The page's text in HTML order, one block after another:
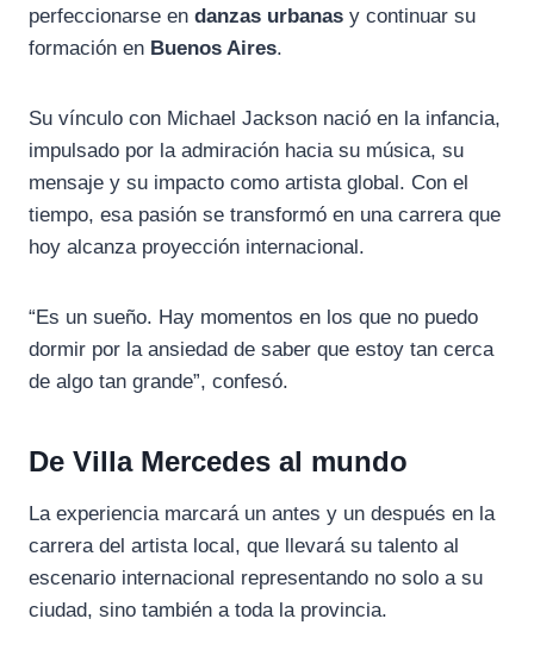
perfeccionarse en danzas urbanas y continuar su
formación en Buenos Aires.
Su vínculo con Michael Jackson nació en la infancia,
impulsado por la admiración hacia su música, su
mensaje y su impacto como artista global. Con el
tiempo, esa pasión se transformó en una carrera que
hoy alcanza proyección internacional.
“Es un sueño. Hay momentos en los que no puedo
dormir por la ansiedad de saber que estoy tan cerca
de algo tan grande”, confesó.
De Villa Mercedes al mundo
La experiencia marcará un antes y un después en la
carrera del artista local, que llevará su talento al
escenario internacional representando no solo a su
ciudad, sino también a toda la provincia.